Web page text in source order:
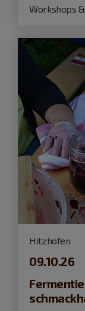
Workshops
Hitzhofen
09.10.26